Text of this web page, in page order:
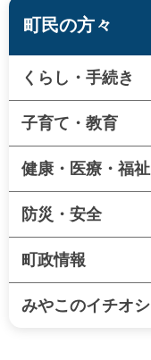
町民の方々
くらし・手続き
子育て・教育
健康・医療・福祉
防災・安全
町政情報
みやこのイチオシ